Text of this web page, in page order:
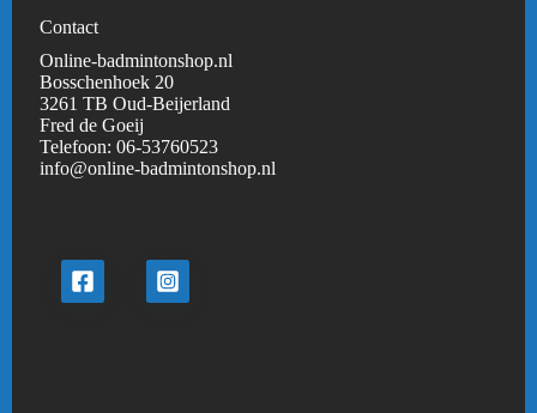
Contact
Online-badmintonshop.nl
Bosschenhoek 20
3261 TB Oud-Beijerland
Fred de Goeij
Telefoon:06-53760523
info@online-badmintonshop.nl